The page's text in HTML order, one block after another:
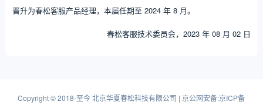
晋升为春松客服产品经理，本届任期至 2024 年 8 月。
春松客服技术委员会，2023 年 08 月 02 日
Copyright©2018-至今 北京华夏春松科技有限公司 |京公网安备:京ICP备